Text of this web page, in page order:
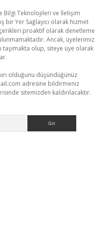
Bilgi Teknolojileri ve İletişim
bir Yer Sağlayıcı olarak hizmet
proaktif olarak denetleme
Ancak, üyelerimiz
olup, siteye üye olarak
olduğunu düşündüğünüz
adresine bildirmeniz
sitemizden kaldırılacaktır.